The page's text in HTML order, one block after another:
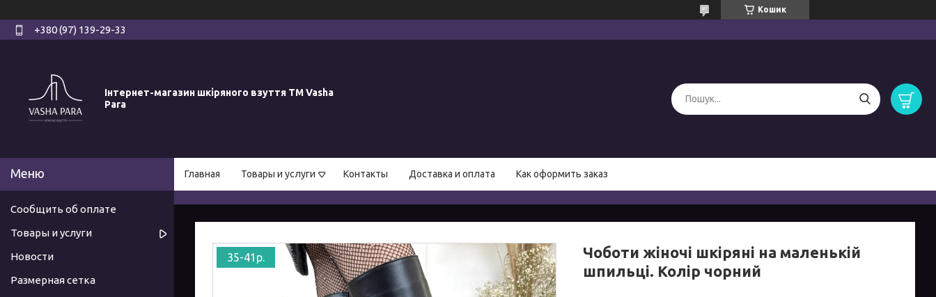
Кошик
+380 (97) 139-29-33
Інтернет-магазин шкіряного взуття ТМ Vasha
Para
Главная Товары и услуги Контакты Доставка и оплата Как оформить заказ
35-41р.
Чоботи жіночі шкіряні на маленькій
шпильці. Колір чорний
Сообщить об оплате
Товары и услуги
Новости
Размерная сетка